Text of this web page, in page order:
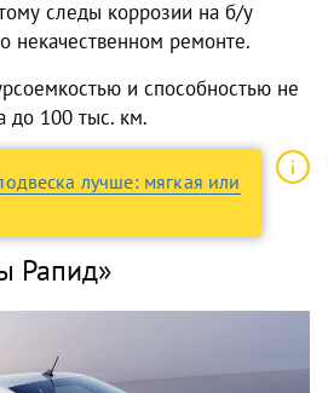
следы коррозии на б/у
некачественном ремонте.
и способностью не
до 100 тыс. км.
лучше: мягкая или
Рапид»